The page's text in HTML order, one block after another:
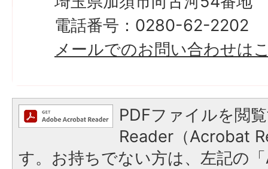
電話番号：0280-62-2202
メールでのお問い合わせは
PDFファイルを閲
Reader（Acrobat
す。お持ちでない方は、左記の